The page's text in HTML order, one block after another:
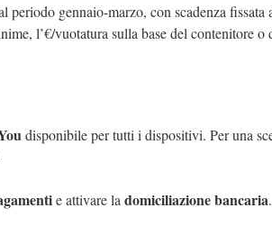
gennaio-marzo, con scadenza fissata
l’€/vuotatura sulla base del contenitore
disponibile per tutti i dispositivi. Per una
e attivare la domiciliazione bancaria